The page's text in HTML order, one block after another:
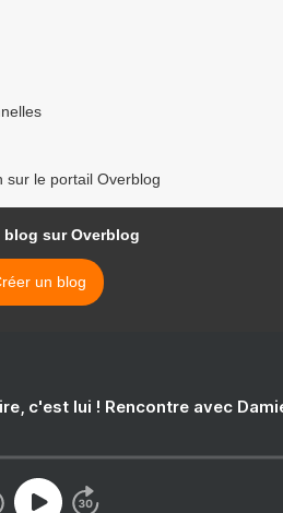
sur le portail Overblog
blog sur Overblog
un blog
c'est lui ! Rencontre avec